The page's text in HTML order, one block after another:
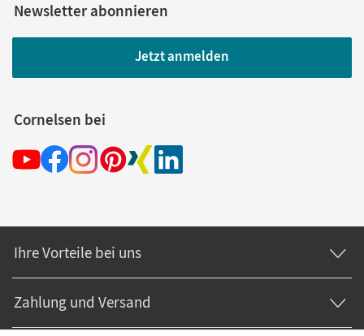
Newsletter abonnieren
Jetzt anmelden
Cornelsen bei
Ihre Vorteile bei uns
Zahlung und Versand